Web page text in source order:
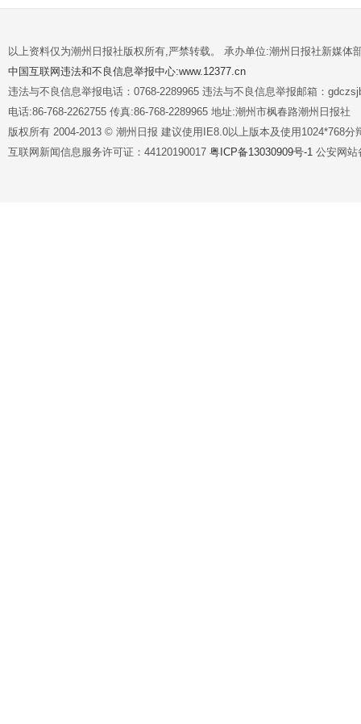
以上资料仅为潮州日报社版权所有,严禁转载。 承办单位:潮州日报社新媒体
中国互联网违法和不良信息举报中心:www.12377.cn
违法与不良信息举报电话：0768-2289965 违法与不良信息举报邮箱：
电话:86-768-2262755 传真:86-768-2289965 地址:潮州市枫春路潮州日报社
版权所有 2004-2013 © 潮州日报 建议使用IE8.0以上版本及使用1024*768分
互联网新闻信息服务许可证：44120190017 粤ICP备13030909号-1 公安网站